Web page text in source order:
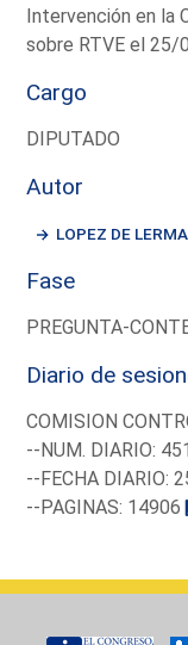
Intervención en la
sobre RTVE el
Cargo
DIPUTADO
Autor
LOPEZ DE
Fase
PREGUNTA-
Diario de
COMISION
--NUM. DIARIO: 451
--FECHA DIARIO:
--PAGINAS: 14906